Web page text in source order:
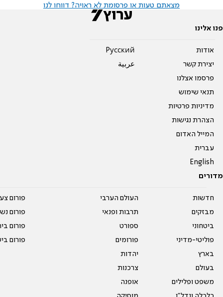
מצאתם טעות או פרסומת לא ראויה? דווחו לנו
פנו אלינו
אודות
יצירת קשר
פרסמו אצלנו
תנאי שימוש
מדיניות פרטיות
הצהרת נגישות
המייל האדום
עברית
English
Pусский
عربية
מדורים
חדשות
מבזקים
ביטחוני
פוליטי-מדיני
בארץ
בעולם
משפט ופלילים
העולם הערבי
תרבות ופנאי
ספורט
פורומים
יהדות
צרכנות
אופנה
פורום
פורום
פורום
פורום